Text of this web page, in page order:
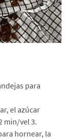
para
el azúcar
min/vel 3.
hornear, la